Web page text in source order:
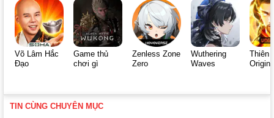
Võ Lâm Hắc
Đạo
Game thủ
chơi gì
Zenless Zone
Zero
Wuthering
Waves
Thiên
Origin
TIN CÙNG CHUYÊN MỤC